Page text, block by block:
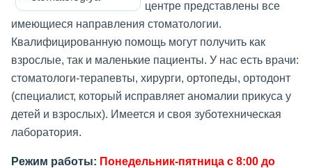
центре представлены все
имеющиеся направления стоматологии.
Квалифицированную помощь могут получить как
взрослые, так и маленькие пациенты. У нас есть врачи:
стоматологи-терапевты, хирурги, ортопеды, ортодонт
(специалист, который исправляет аномалии прикуса у
детей и взрослых). Имеется и своя зуботехническая
лаборатория.
Режим работы: Понедельник-пятница с 8:00 до